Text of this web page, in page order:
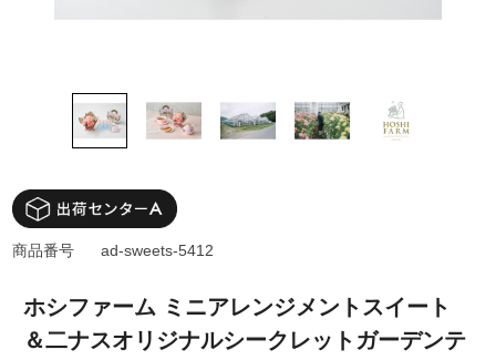
ホシファーム ミニアレンジメントスイート
＆二ナスオリジナルシークレットガーデンテ
商品番号 ad-sweets-5412